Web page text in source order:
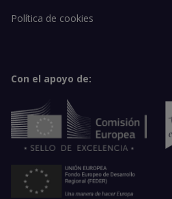
Política de cookies
Con el apoyo de: